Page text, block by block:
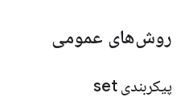
روش‌های عمومی
پیکربندی set